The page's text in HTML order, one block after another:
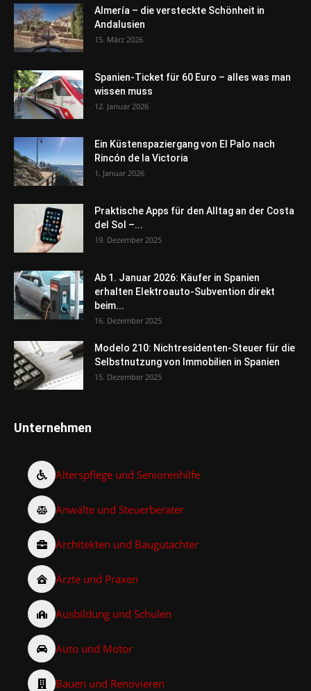
Almería – die versteckte Schönheit in
Andalusien
15. März 2026
Spanien-Ticket für 60 Euro – alles was man
wissen muss
12. Januar 2026
Ein Küstenspaziergang von El Palo nach
Rincón de la Victoria
1. Januar 2026
Praktische Apps für den Alltag an der Costa
del Sol –...
19. Dezember 2025
Ab 1. Januar 2026: Käufer in Spanien
erhalten Elektroauto-Subvention direkt
beim...
16. Dezember 2025
Modelo 210: Nichtresidenten-Steuer für die
Selbstnutzung von Immobilien in Spanien
15. Dezember 2025
Unternehmen
Alterspflege und Seniorenhilfe
Anwälte und Steuerberater
Architekten und Baugutachter
Ärzte und Praxen
Ausbildung und Schulen
Auto und Motor
Bauen und Renovieren